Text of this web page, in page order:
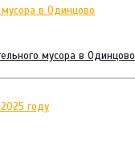
мусора в Одинцово